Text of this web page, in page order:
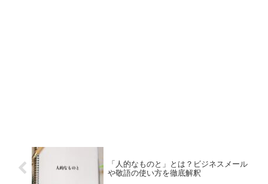
「人的なものと」とは？ビジネスメール
や敬語の使い方を徹底解釈